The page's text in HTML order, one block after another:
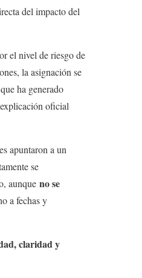
del impacto del
el nivel de riesgo de
la asignación se
ha generado
oficial
apuntaron a un
se
aunque no se
a fechas y
claridad y